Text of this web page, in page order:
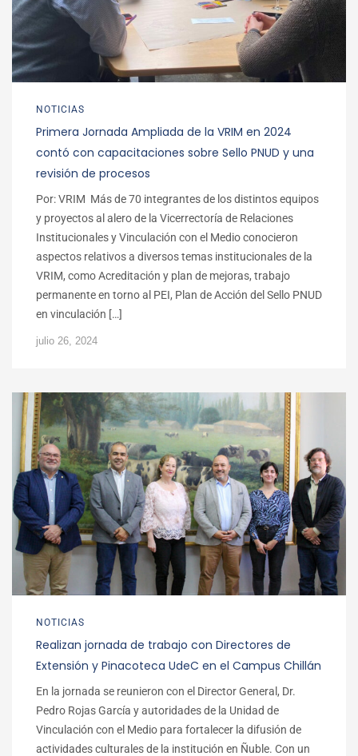
NOTICIAS
Primera Jornada Ampliada de la VRIM en 2024
contó con capacitaciones sobre Sello PNUD y una
revisión de procesos
Por: VRIM Más de 70 integrantes de los distintos equipos
y proyectos al alero de la Vicerrectoría de Relaciones
Institucionales y Vinculación con el Medio conocieron
aspectos relativos a diversos temas institucionales de la
VRIM, como Acreditación y plan de mejoras, trabajo
permanente en torno al PEI, Plan de Acción del Sello PNUD
en vinculación […]
julio 26, 2024
NOTICIAS
Realizan jornada de trabajo con Directores de
Extensión y Pinacoteca UdeC en el Campus Chillán
En la jornada se reunieron con el Director General, Dr.
Pedro Rojas García y autoridades de la Unidad de
Vinculación con el Medio para fortalecer la difusión de
actividades culturales de la institución en Ñuble. Con un